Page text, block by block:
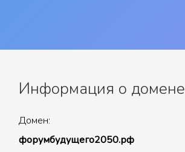
Информация о домене
Домен:
форумбудущего2050.рф